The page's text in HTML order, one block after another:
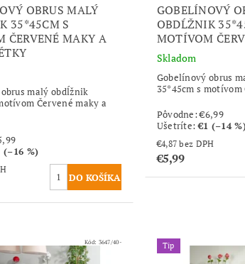
OBRUS MALÝ
35*45CM S
ČERVENÉ MAKY A
malý obdĺžnik
Červené maky a
(–16 %)
GOBELÍNOVÝ
OBDĹŽNIK
MOTÍVOM
Skladom
Gobelínový obrus
35*45cm s
Pôvodne:€6,99
Ušetríte:€1 (–14
€4,87 bez DPH
€5,99
Kód: 3647/40- Tip